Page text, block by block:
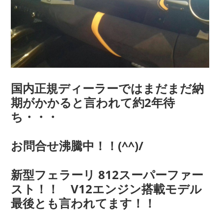
国内正規ディーラーではまだまだ納
期がかかると言われて約2年待
ち・・・
お問合せ沸騰中！！(^^)/
新型フェラーリ 812スーパーファー
スト！！ V12エンジン搭載モデル
最後とも言われてます！！